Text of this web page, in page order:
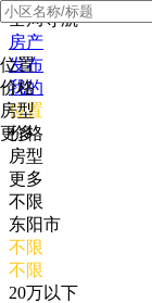
全局导航
房产
发布
我的
位置
价格
房型
更多
位置
价格
房型
更多
不限
东阳市
不限
不限
20万以下